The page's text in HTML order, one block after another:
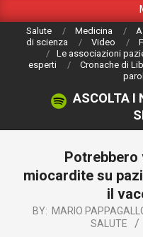
Navigation
Salute Medicina
di scienza
Video
Le associazioni
esperti
Cronache di
ASCOLTA I
miocardite su
il
BY: MARIO
SALUTE